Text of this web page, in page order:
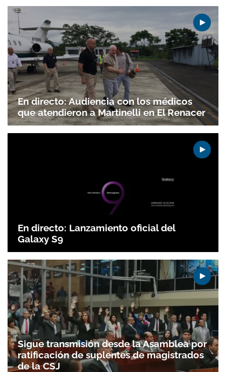
Gracias por suscribirte a nuestro boletín.
ACEPTAR
En directo: Audiencia con los médicos
que atendieron a Martinelli en El Renacer
En directo: Lanzamiento oficial del
Galaxy S9
Sigue transmisión desde la Asamblea por
ratificación de suplentes de magistrados
de la CSJ